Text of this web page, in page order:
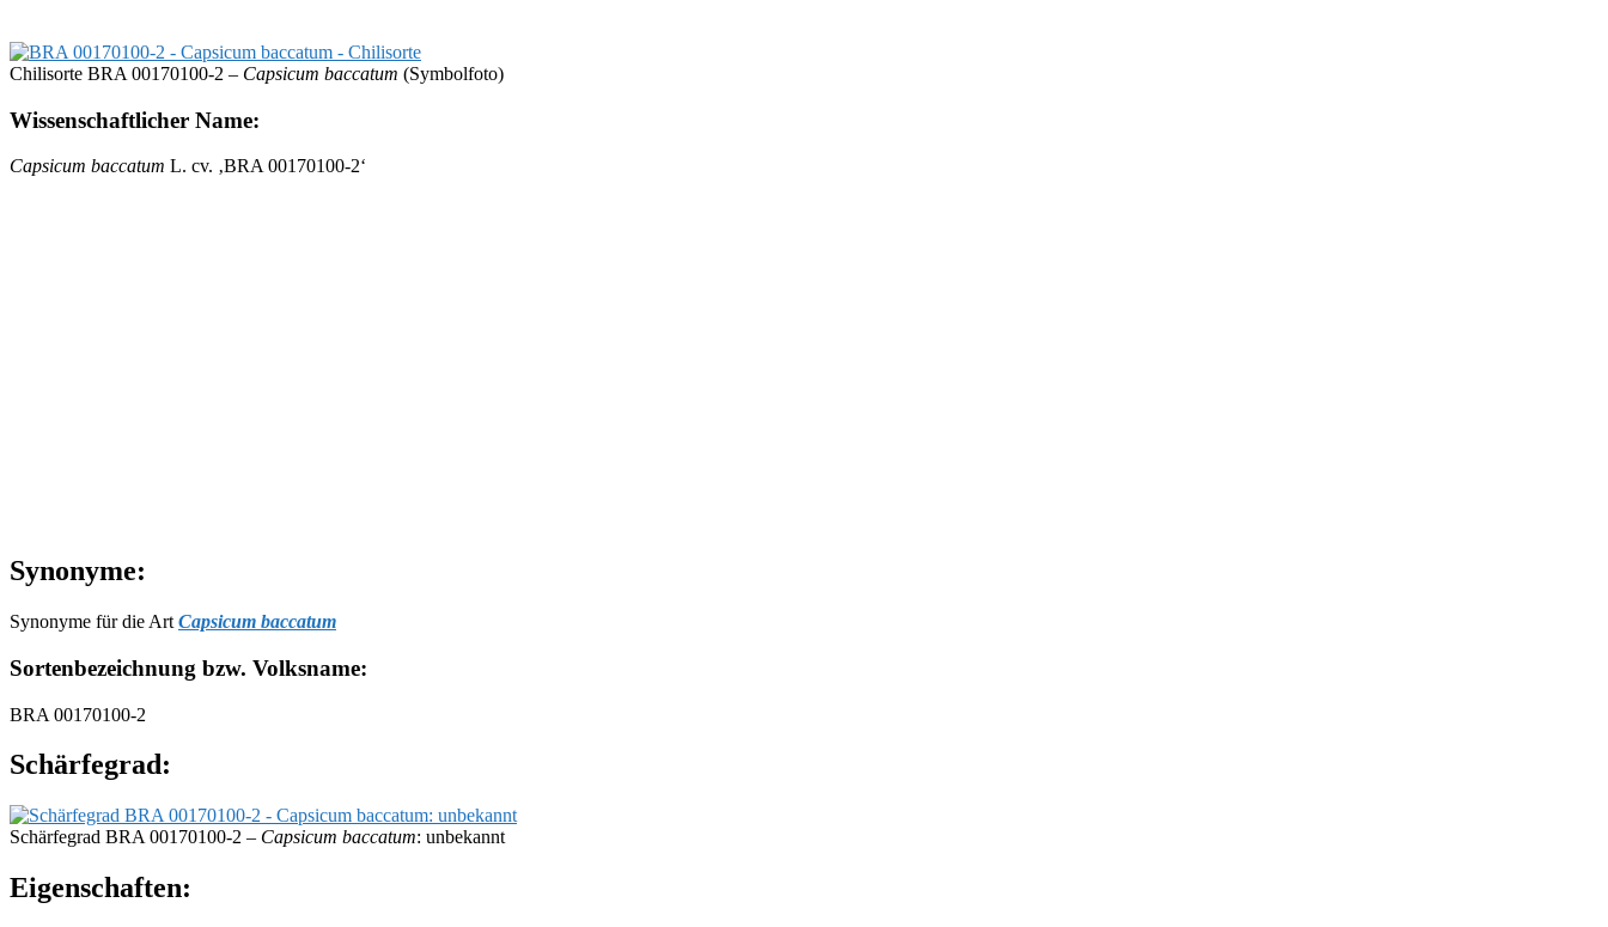
Chilisorte BRA 00170100-2 – Capsicum baccatum (Symbolfoto)
Wissenschaftlicher Name:
Capsicum baccatum L. cv. ‚BRA 00170100-2‘
Synonyme:
Synonyme für die Art Capsicum baccatum
Sortenbezeichnung bzw. Volksname:
BRA 00170100-2
Schärfegrad:
Schärfegrad BRA 00170100-2 – Capsicum baccatum: unbekannt
Eigenschaften: